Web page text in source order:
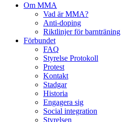
Om MMA
Vad är MMA?
Anti-doping
Riktlinjer för barnträning
Förbundet
FAQ
Styrelse Protokoll
Protest
Kontakt
Stadgar
Historia
Engagera sig
Social integration
Styrelsen